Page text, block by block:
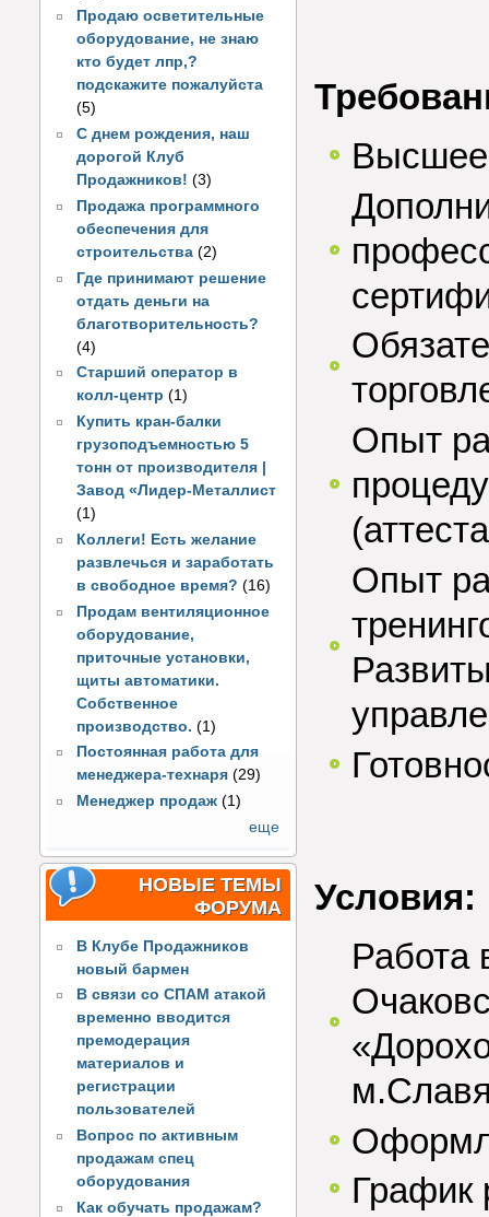
Продаю осветительные
оборудование, не знаю
кто будет лпр,?
подскажите пожалуйста
(5)
С днем рождения, наш
дорогой Клуб
Продажников! (3)
Продажа программного
обеспечения для
строительства (2)
Где принимают решение
отдать деньги на
благотворительность?
(4)
Старший оператор в
колл-центр (1)
Купить кран-балки
грузоподъемностью 5
тонн от производителя |
Завод «Лидер-Металлист
(1)
Коллеги! Есть желание
развлечься и заработать
в свободное время? (16)
Продам вентиляционное
оборудование,
приточные установки,
щиты автоматики.
Собственное
производство. (1)
Постоянная работа для
менеджера-технаря (29)
Менеджер продаж (1)
еще
НОВЫЕ ТЕМЫ
ФОРУМА
В Клубе Продажников
новый бармен
В связи со СПАМ атакой
временно вводится
премодерация
материалов и
регистрации
пользователей
Вопрос по активным
продажам спец
оборудования
Как обучать продажам?
Высшее
Опыт
Опыт
Условия:
Работа
График